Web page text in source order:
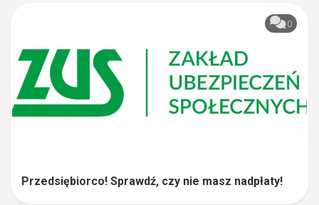
0
Przedsiębiorco! Sprawdź, czy nie masz nadpłaty!